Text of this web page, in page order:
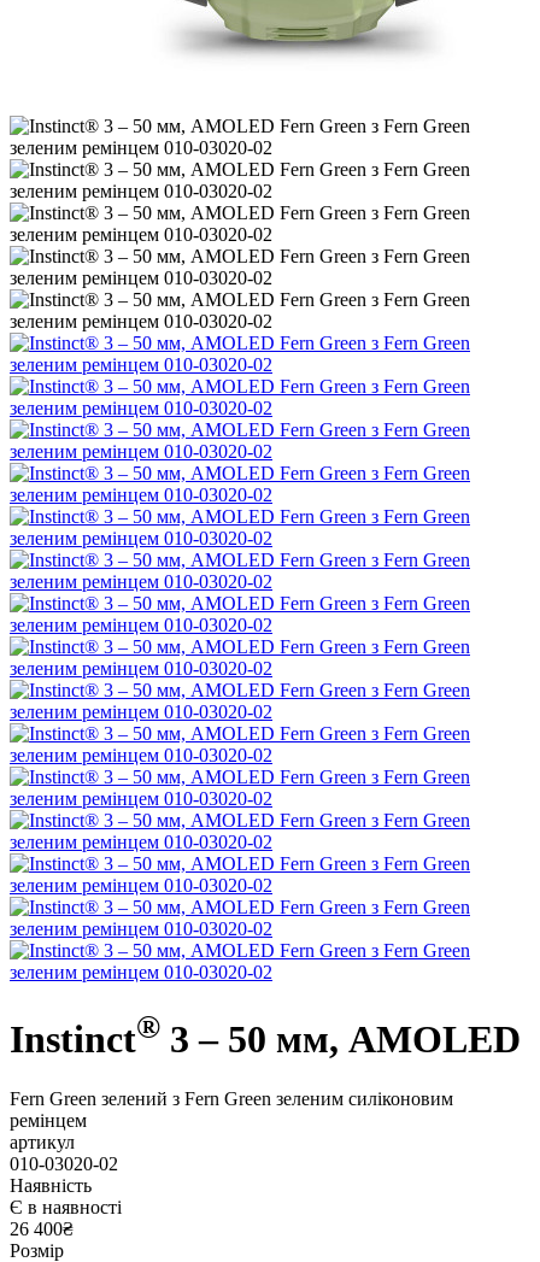
Instinct® 3 – 50 мм, AMOLED
Fern Green зелений з Fern Green зеленим силіконовим
ремінцем
артикул
010-03020-02
Наявність
Є в наявності
26 400₴
Розмір